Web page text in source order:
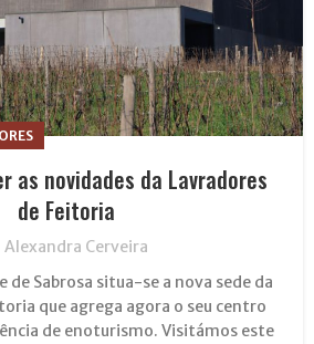
as novidades da Lavradores
de Feitoria
Alexandra Cerveira
de Sabrosa situa-se a nova sede da
que agrega agora o seu centro
de enoturismo. Visitámos este